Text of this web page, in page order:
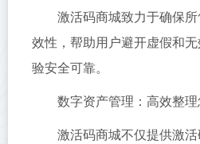
激活码商城致力于确保
效性，帮助用户避开虚假和
验安全可靠。
数字资产管理：高效整
激活码商城不仅提供激